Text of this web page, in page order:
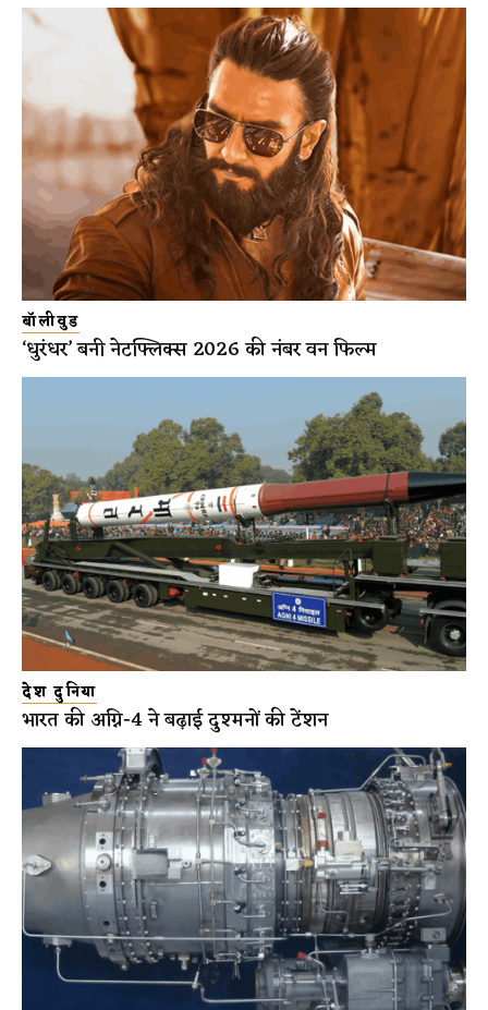
बॉलीवुड
‘धुरंधर’ बनी नेटफ्लिक्स 2026 की नंबर वन फिल्म
देश दुनिया
भारत की अग्नि-4 ने बढ़ाई दुश्मनों की टेंशन